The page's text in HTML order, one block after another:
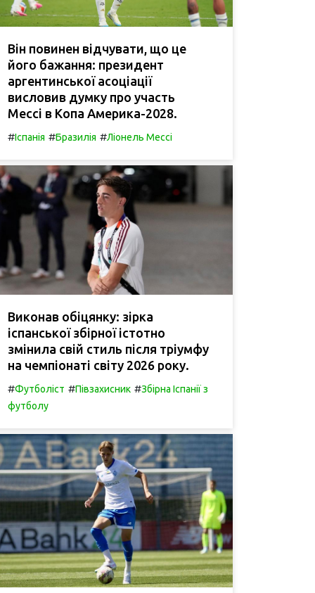
Він повинен відчувати, що це
його бажання: президент
аргентинської асоціації
висловив думку про участь
Мессі в Копа Америка-2028.
#Іспанія #Бразилія #Ліонель Мессі
Виконав обіцянку: зірка
іспанської збірної істотно
змінила свій стиль після тріумфу
на чемпіонаті світу 2026 року.
#Футболіст #Півзахисник #Збірна Іспанії з
футболу